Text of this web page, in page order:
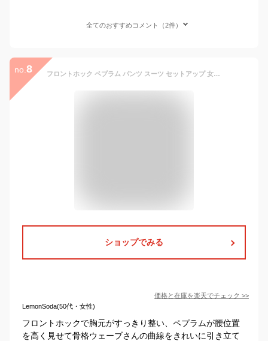
全てのおすすめコメント（2件）
no. 8 フロントホック ペプラム パンツ スーツ セットアップ 女性 レディース ブラウス スラックス ジャケット 春 夏 秋 冬 シャツ オフィス セレモニー レセプション フォーマル 単色 無地 エレガント シンプル 上品 大人 ノーカラー タック
ショップでみる
価格と在庫を楽天でチェック >>
LemonSoda(50代・女性)
フロントホックで胸元がすっきり整い、ペプラムが腰位置
を高く見せて骨格ウェーブさんの曲線をきれいに引き立て